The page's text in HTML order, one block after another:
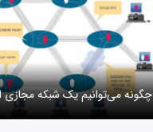
چگونه می‌توانیم یک شبکه مجازی